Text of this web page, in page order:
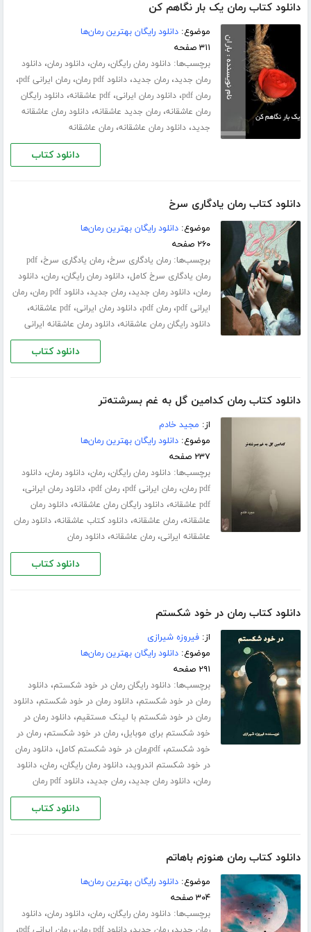
دانلود کتاب رمان یک بار نگاهم کن
موضوع:دانلود رایگان بهترین رمان‌ها
۳۱۱ صفحه
برچسب‌ها:دانلود رمان رایگان،رمان،دانلود رمان،دانلود
رمان جدید،رمان جدید،دانلود pdf رمان ،رمان ایرانی pdf ،
رمان pdf ،دانلود رمان ایرانی،pdf عاشقانه ،دانلود رایگان
رمان عاشقانه،رمان جدید عاشقانه،دانلود رمان عاشقانه
جدید،دانلود رمان عاشقانه،رمان عاشقانه
دانلود کتاب
دانلود کتاب رمان یادگاری سرخ
موضوع:دانلود رایگان بهترین رمان‌ها
۲۶۰ صفحه
برچسب‌ها:رمان یادگاری سرخ،رمان یادگاری سرخ،pdf
رمان یادگاری سرخ کامل،دانلود رمان رایگان،رمان،دانلود
رمان،دانلود رمان جدید،رمان جدید،دانلود pdf رمان ،رمان
ایرانی pdf
،رمان pdf ،دانلود رمان ایرانی،pdf عاشقانه ،
دانلود رایگان رمان عاشقانه،دانلود رمان عاشقانه ایرانی
دانلود کتاب
دانلود کتاب رمان کدامین گل به غم بسرشته‌تر
از: مجید خادم
موضوع:دانلود رایگان بهترین رمان‌ها
۲۳۷ صفحه
برچسب‌ها:دانلود رمان رایگان،رمان،دانلود رمان،دانلود
pdf رمان
،رمان ایرانی pdf ،رمان pdf ،دانلود رمان ایرانی،
pdf عاشقانه ،دانلود رایگان رمان عاشقانه،دانلود رمان
عاشقانه،رمان عاشقانه،دانلود کتاب عاشقانه،دانلود رمان
عاشقانه ایرانی،رمان عاشقانه،دانلود رمان
دانلود کتاب
دانلود کتاب رمان در خود شکستم
از:فیروزه شیرازی
موضوع:دانلود رایگان بهترین رمان‌ها
۲۹۱ صفحه
برچسب‌ها:دانلود رایگان رمان در خود شکستم،دانلود
رمان در خود شکستم،دانلود رمان در خود شکستم،دانلود
رمان در خود شکستم با لینک مستقیم،دانلود رمان در
خود شکستم برای موبایل،رمان در خود شکستم،رمان در
خود شکستم،pdfرمان در خود شکستم کامل ،دانلود رمان
در خود شکستم اندروید،دانلود رمان رایگان،رمان،دانلود
رمان،دانلود رمان جدید،رمان جدید،دانلود pdf رمان
دانلود کتاب
دانلود کتاب رمان هنوزم باهاتم
موضوع:دانلود رایگان بهترین رمان‌ها
۳۰۴ صفحه
برچسب‌ها:دانلود رمان رایگان،رمان،دانلود رمان،دانلود